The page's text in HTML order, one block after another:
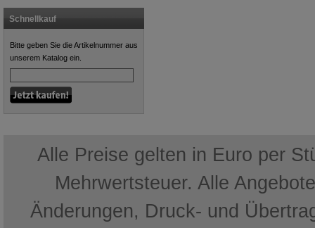
Schnellkauf
Bitte geben Sie die Artikelnummer aus
unserem Katalog ein.
Alle Preise gelten in Euro per
Mehrwertsteuer. Alle
Änderungen, Druck- und